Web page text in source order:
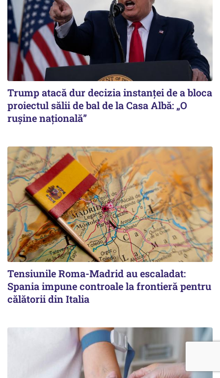
Trump atacă dur decizia instanţei de a bloca
proiectul sălii de bal de la Casa Albă: „O
ruşine naţională”
Tensiunile Roma-Madrid au escaladat:
Spania impune controale la frontieră pentru
călătorii din Italia